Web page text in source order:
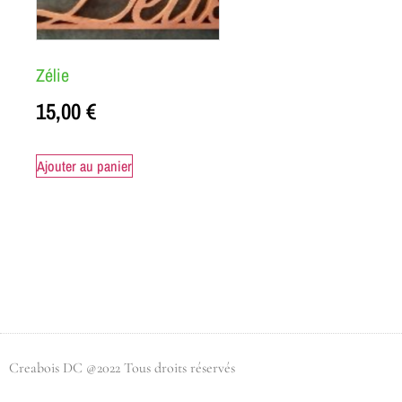
Zélie
15,00€
Ajouter au panier
Creabois DC @2022 Tous droits réservés